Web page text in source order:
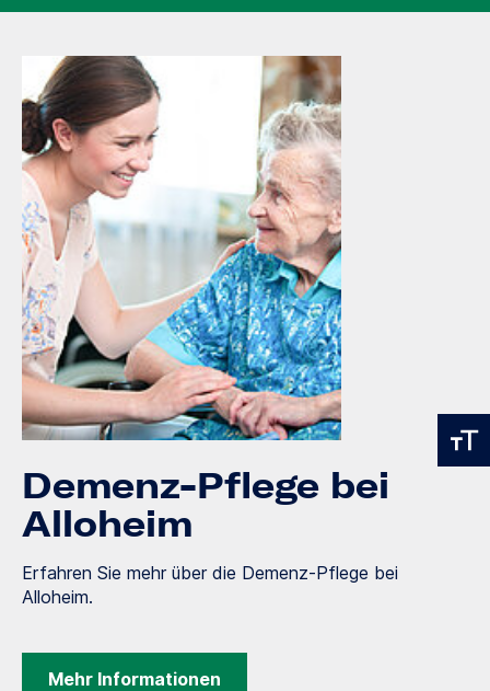
Demenz-Pflege bei
Alloheim
Erfahren Sie mehr über die Demenz-Pflege bei
Alloheim.
Mehr Informationen